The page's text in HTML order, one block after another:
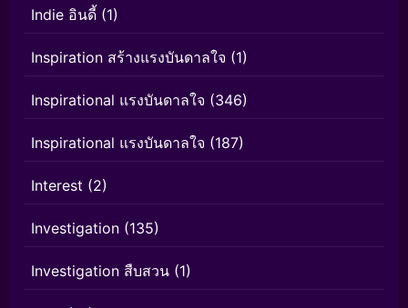
Indie อินดี้ (1)
Inspiration สร้างแรงบันดาลใจ (1)
Inspirational แรงบันดาลใจ (346)
Inspirational แรงบันดาลใจ (187)
Interest (2)
Investigation (135)
Investigation สืบสวน (1)